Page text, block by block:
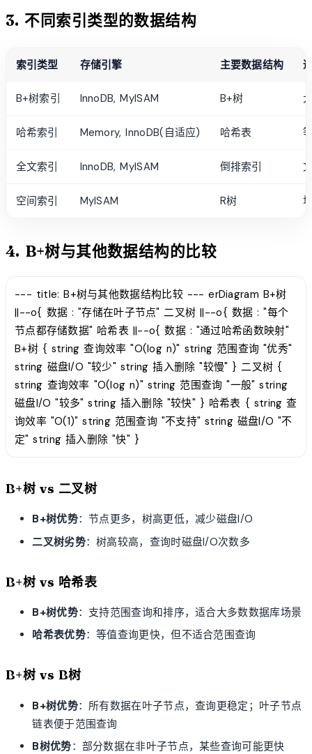
3. 不同索引类型的数据结构
索引类型 存储引擎 主要数据结构
B+树索引 InnoDB, MyISAM B+树
哈希索引 Memory, InnoDB(自适应) 哈希表
全文索引 InnoDB, MyISAM 倒排索引
空间索引 MyISAM R树
4. B+树与其他数据结构的比较
--- title: B+树与其他数据结构比较 --- erDiagram B+树
||--o{ 数据 : "存储在叶子节点" 二叉树 ||--o{ 数据 : "每个
节点都存储数据" 哈希表 ||--o{ 数据 : "通过哈希函数映射"
B+树 { string 查询效率 "O(log n)" string 范围查询 "优秀"
string 磁盘I/O "较少" string 插入删除 "较慢" } 二叉树 {
string 查询效率 "O(log n)" string 范围查询 "一般" string
磁盘I/O "较多" string 插入删除 "较快" } 哈希表 { string 查
询效率 "O(1)" string 范围查询 "不支持" string 磁盘I/O "不
定" string 插入删除 "快" }
B+树 vs 二叉树
B+树优势：节点更多，树高更低，减少磁盘I/O
二叉树劣势：树高较高，查询时磁盘I/O次数多
B+树 vs 哈希表
B+树优势：支持范围查询和排序，适合大多数数据库场景
哈希表优势：等值查询更快，但不适合范围查询
B+树 vs B树
B+树优势：所有数据在叶子节点，查询更稳定；叶子节点
链表便于范围查询
B树优势：部分数据在非叶子节点，某些查询可能更快